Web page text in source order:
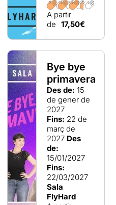
A partir
de 17,50€
Bye bye
primavera
Des de: 15
de gener de
2027
Fins: 22 de
març de
2027 Des
de:
15/01/2027
Fins:
22/03/2027
Sala
FlyHard